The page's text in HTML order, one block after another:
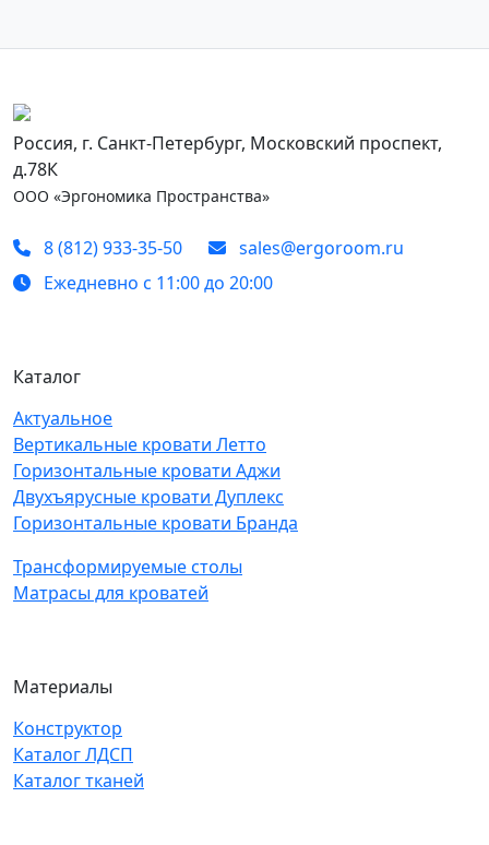
Россия, г. Санкт-Петербург, Московский проспект,
д.78К
ООО «Эргономика Пространства»
8 (812) 933-35-50
sales@ergoroom.ru
Ежедневно с 11:00 до 20:00
Каталог
Актуальное
Вертикальные кровати Летто
Горизонтальные кровати Аджи
Двухъярусные кровати Дуплекс
Горизонтальные кровати Бранда
Трансформируемые столы
Матрасы для кроватей
Материалы
Конструктор
Каталог ЛДСП
Каталог тканей